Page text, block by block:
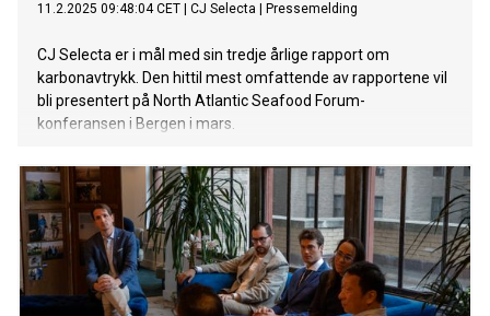
11.2.2025 09:48:04 CET CJ Selecta Pressemelding
CJ Selecta er i mål med sin tredje årlige rapport om
karbonavtrykk. Den hittil mest omfattende av rapportene vil
bli presentert på North Atlantic Seafood Forum-
konferansen i Bergen i mars.